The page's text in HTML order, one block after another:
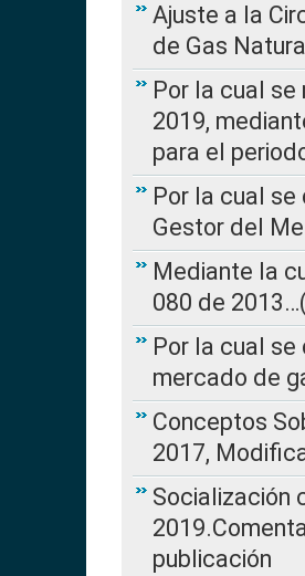
Ajuste a la
de Gas
Por la cual se
2019,
para el
Por la cual
Gestor del
Mediante la
080 de
Por la cual
mercado de
Conceptos
2017,
Socialización
publicación